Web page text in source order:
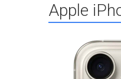
Apple